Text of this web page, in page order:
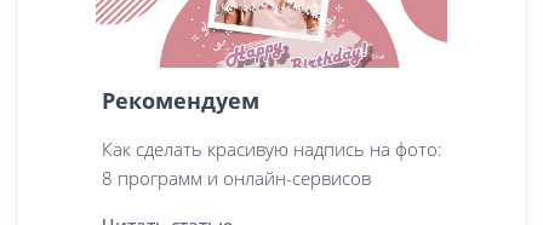
Рекомендуем
Как сделать красивую надпись на фото:
8 программ и онлайн-сервисов